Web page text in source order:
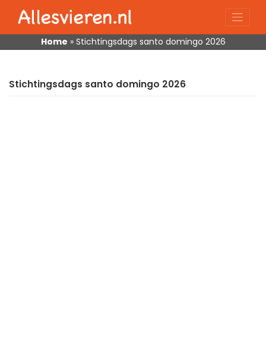
content
Home » Stichtingsdags santo domingo 2026
Stichtingsdags santo domingo 2026